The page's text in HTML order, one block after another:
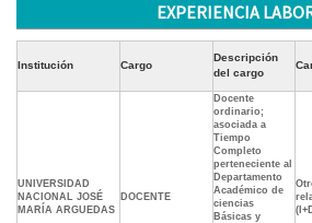
EXPERIENCIA
Institución Cargo
Descripción
del cargo
UNIVERSIDAD
NACIONAL JOSÉ
MARÍA ARGUEDAS
DOCENTE
Docente
ordinario;
asociada a
Tiempo
Completo
perteneciente al
Departamento
Académico de
ciencias
Básicas y